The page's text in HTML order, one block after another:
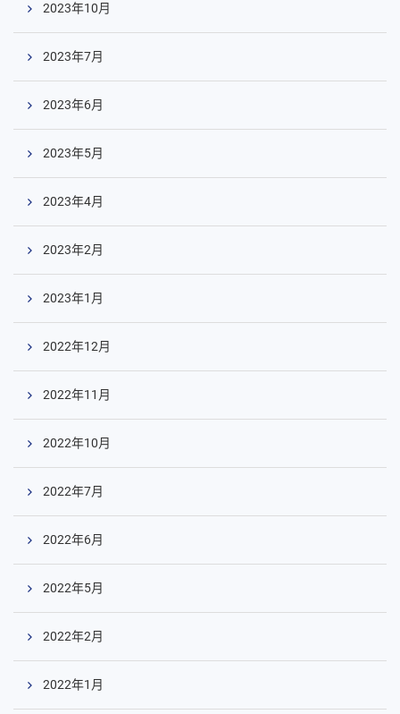
2023年10月
2023年7月
2023年6月
2023年5月
2023年4月
2023年2月
2023年1月
2022年12月
2022年11月
2022年10月
2022年7月
2022年6月
2022年5月
2022年2月
2022年1月